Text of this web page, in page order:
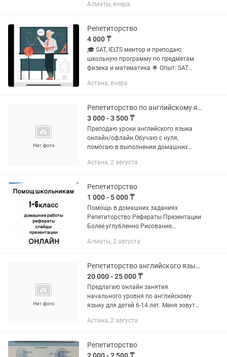
запутанными после школьных уроков,
Алматы, вчера
Репетиторство
4 000 ₸
🎓 SAT, IELTS ментор и преподаю
школьную программу по предметам
физика и математика 🌟 Опыт: SAT
язык), IELTS 8.0, Со-основатель
Астана, вчера
Репетиторство по английскому языку
3 000 - 3 500 ₸
Преподаю уроки английского языка
онлайн/офлайн.Обучаю с нуля,
помогаю в выполнении домашних
экзаменам. Подробнее по тел/
Астана, 2 августа
Репетиторство
1 000 - 5 000 ₸
Помощь в домашних заданиях
Репетиторство Рефераты Презентации
Более углубленно Рисование
совершенстве Поделки от 3000тг
Алматы, 2 августа
Репетиторство английского языка детям
20 000 - 25 000 ₸
Предлагаю онлайн занятия
начального уровня по английскому
языку для детей 6-14 лет. Меня зовут
ЕНУ. Владею знаниями казахского,
Астана, 2 августа
Репетиторство